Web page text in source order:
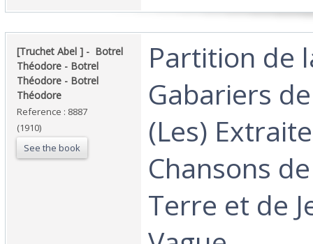
‎[Truchet Abel ] - ‎ ‎Botrel
Théodore - Botrel
Théodore - Botrel
Théodore‎
Reference : 8887
(1910)
See the book
‎Partition de
Gabariers
(Les)
Chansons
Terre et de